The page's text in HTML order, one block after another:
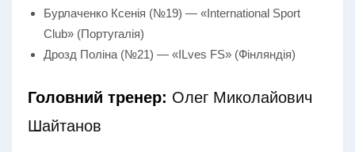
Бурлаченко Ксенія (№19) — «International Sport
Club» (Португалія)
Дрозд Поліна (№21) — «ILves FS» (Фінляндія)
Головний тренер: Олег Миколайович
Шайтанов